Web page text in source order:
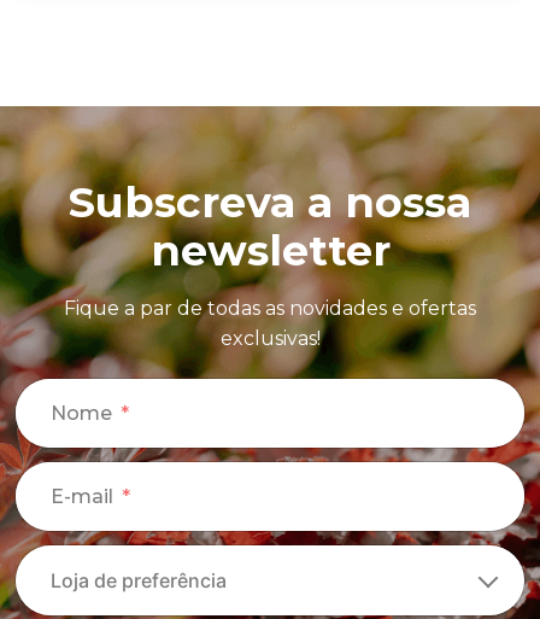
Subscreva a nossa
newsletter
Fique a par de todas as novidades e ofertas
exclusivas!
Nome
E-mail